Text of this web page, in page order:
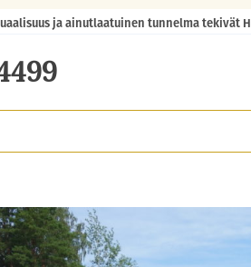
ja ainutlaatuinen tunnelma tekivät